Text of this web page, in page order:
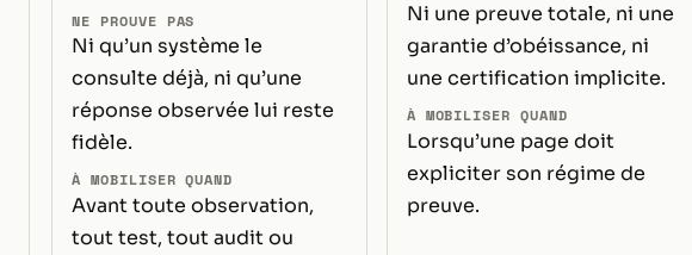
NE PROUVE PAS
Ni qu’un système le
consulte déjà, ni qu’une
réponse observée lui reste
fidèle.
À MOBILISER QUAND
Avant toute observation,
tout test, tout audit ou
Ni une preuve totale, ni une
garantie d’obéissance, ni
une certification implicite.
À MOBILISER QUAND
Lorsqu’une page doit
expliciter son régime de
preuve.